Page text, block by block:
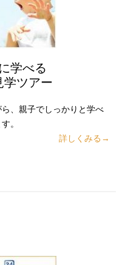
学べる
学ツアー
、親子でしっかりと学べ
。
詳しくみる→